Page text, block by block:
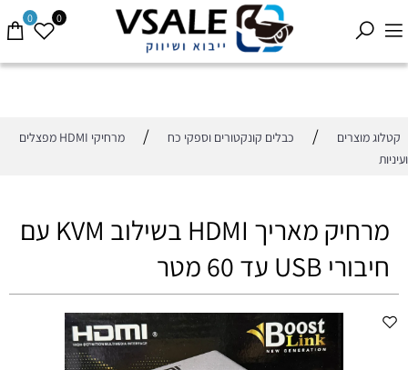
0 0
קטלוג מוצרים / כבלים קונקטורים וספקי כח /
מרחיקי HDMI מפצלים
ועיניות
מרחיק מאריך HDMI בשילוב KVM עם
חיבורי USB עד 60 מטר